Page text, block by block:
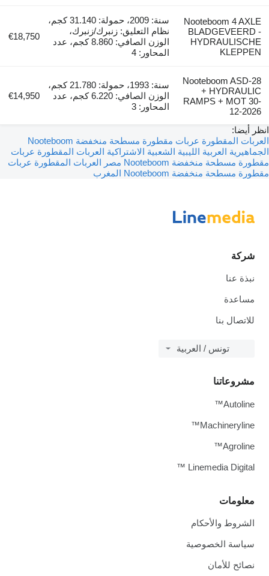
Nooteboom 4 AXLE
BLADGEVEERD -
HYDRAULISCHE
KLEPPEN
سنة: 2009، حمولة: 31.140 كجم،
نظام التعليق: زنبرك/زنبرك،
الوزن الصافي: 8.860 كجم، عدد
المحاور: 4
€18,750
Nooteboom ASD-28
+ HYDRAULIC
RAMPS + MOT 30-
12-2026
سنة: 1993، حمولة: 21.780 كجم،
الوزن الصافي: 6.220 كجم، عدد
المحاور: 3
€14,950
انظر أيضا:
العربات المقطورة عربات مقطورة مسطحة منخفضة Nooteboom
الجماهيرية العربية الليبية الشعبية الاشتراكية العربات المقطورة عربات
مقطورة مسطحة منخفضة Nooteboom مصر
العربات المقطورة عربات
مقطورة مسطحة منخفضة Nooteboom المغرب
شركة
نبذة عنا
مساعدة
للاتصال بنا
تونس / العربية
معلومات
الشروط والأحكام
سياسة الخصوصية
نصائح للأمان
مشروعاتنا
Autoline™
Machineryline™
Agroline™
Linemedia Digital ™